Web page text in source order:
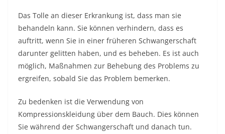
Das Tolle an dieser Erkrankung ist, dass man sie
behandeln kann. Sie können verhindern, dass es
auftritt, wenn Sie in einer früheren Schwangerschaft
darunter gelitten haben, und es beheben. Es ist auch
möglich, Maßnahmen zur Behebung des Problems zu
ergreifen, sobald Sie das Problem bemerken.
Zu bedenken ist die Verwendung von
Kompressionskleidung über dem Bauch. Dies können
Sie während der Schwangerschaft und danach tun.